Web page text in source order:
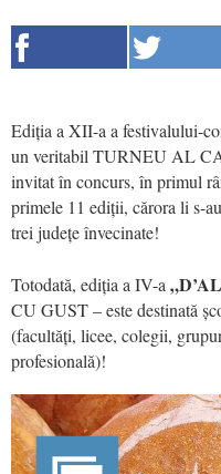
Ediția a XII-a a festivalului-
un veritabil TURNEU AL
invitat în concurs, în primul
primele 11 ediții, cărora li s-
trei județe învecinate!
Totodată, ediția a IV-a
CU GUST – este destinată
(facultăți, licee, colegii,
profesională)!